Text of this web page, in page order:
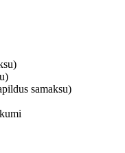
samaksu)